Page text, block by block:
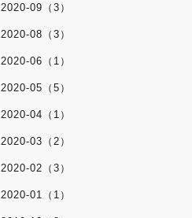
2020-09（3）
2020-08（3）
2020-06（1）
2020-05（5）
2020-04（1）
2020-03（2）
2020-02（3）
2020-01（1）